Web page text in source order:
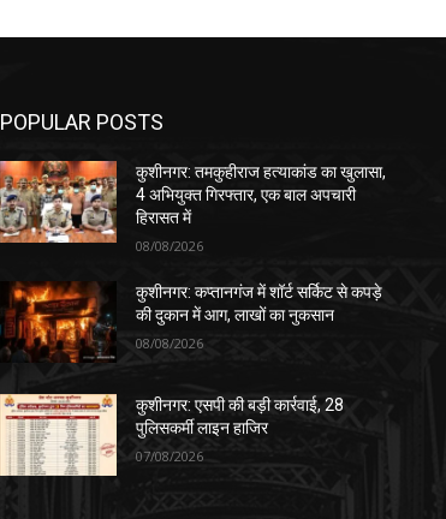
POPULAR POSTS
कुशीनगर: तमकुहीराज हत्याकांड का खुलासा,
4 अभियुक्त गिरफ्तार, एक बाल अपचारी
हिरासत में
08/08/2026
कुशीनगर: कप्तानगंज में शॉर्ट सर्किट से कपड़े
की दुकान में आग, लाखों का नुकसान
08/08/2026
कुशीनगर: एसपी की बड़ी कार्रवाई, 28
पुलिसकर्मी लाइन हाजिर
07/08/2026